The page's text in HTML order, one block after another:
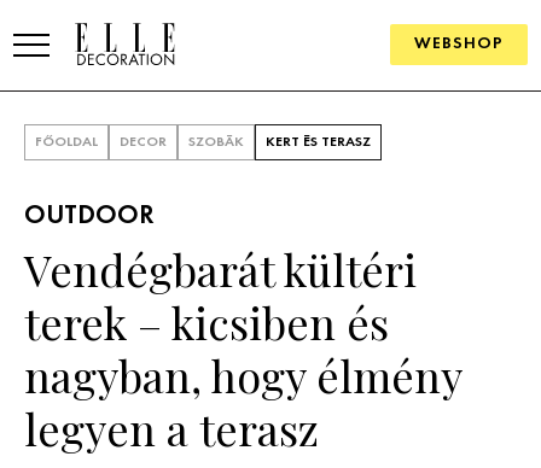
WEBSHOP
SZOBÁK
Konyha
Fürdőszoba
Nappali
ÖTLETEK
SZÉP TEREK
Szállodák és vendégházak
FŐOLDAL DECOR SZOBÁK KERT ÉS TERASZ
OUTDOOR
Vendégbarát kültéri
terek – kicsiben és
nagyban, hogy élmény
legyen a terasz